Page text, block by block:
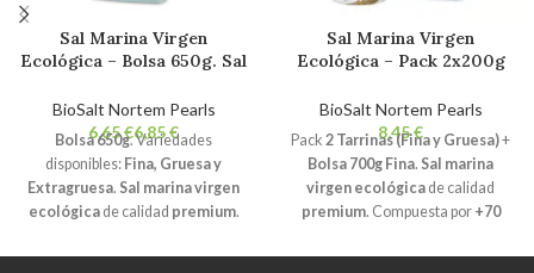
Sal Marina Virgen
Ecológica – Bolsa 650g. Sal
Sin Refinar. Sin Aditivos.
BioSalt Nortem Pearls
€
€
Bolsa 650g. Variedades
disponibles: Fina, Gruesa y
Extragruesa. Sal marina virgen
ecológica de calidad premium.
oligoelementos esenciales.
Sal Marina Virgen
Ecológica – Pack 2x200g
Bolsa 700g Fina. Sal
Gourmet Bio 100% Natural.
Sin Refinar. Sin Aditivos.
BioSalt Nortem Pearls
€
Pack 2 Tarrinas (Fina y Gruesa)+
Bolsa 700g Fina. Sal marina
virgen ecológica de calidad
premium. Compuesta por+70
esenciales.Cristalización